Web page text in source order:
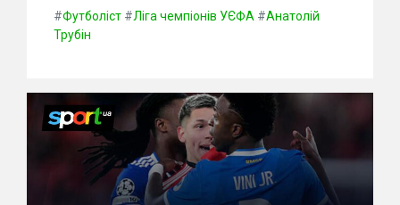
#Футболіст #Ліга чемпіонів УЄФА #Анатолій
Трубін